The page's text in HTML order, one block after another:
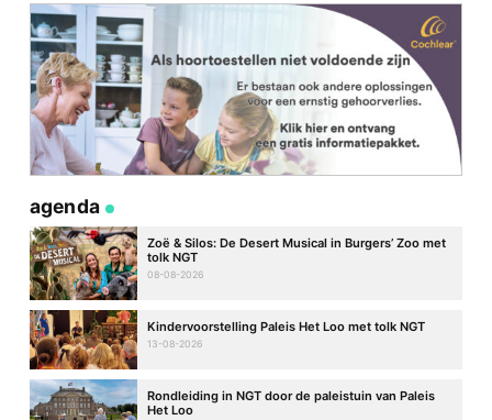
agenda
Zoë & Silos: De Desert Musical in Burgers’ Zoo met
tolk NGT
08-08-2026
Kindervoorstelling Paleis Het Loo met tolk NGT
13-08-2026
Rondleiding in NGT door de paleistuin van Paleis
Het Loo